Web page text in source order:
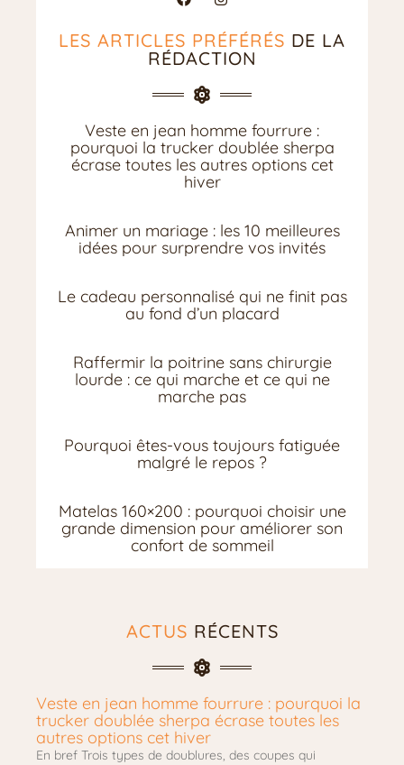
LES ARTICLES PRÉFÉRÉS DE LA
RÉDACTION
Veste en jean homme fourrure :
pourquoi la trucker doublée sherpa
écrase toutes les autres options cet
hiver
Animer un mariage : les 10 meilleures
idées pour surprendre vos invités
Le cadeau personnalisé qui ne finit pas
au fond d’un placard
Raffermir la poitrine sans chirurgie
lourde : ce qui marche et ce qui ne
marche pas
Pourquoi êtes-vous toujours fatiguée
malgré le repos ?
Matelas 160×200 : pourquoi choisir une
grande dimension pour améliorer son
confort de sommeil
ACTUS RÉCENTS
Veste en jean homme fourrure : pourquoi la
trucker doublée sherpa écrase toutes les
autres options cet hiver
En bref Trois types de doublures, des coupes qui